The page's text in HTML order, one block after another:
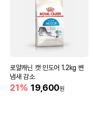
로얄캐닌 캣 인도어 1.2kg 변
냄새 감소
21% 19,600원